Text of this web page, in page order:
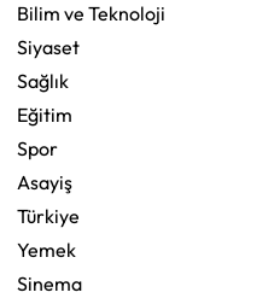
Bilim ve Teknoloji
Siyaset
Sağlık
Eğitim
Spor
Asayiş
Türkiye
Yemek
Sinema